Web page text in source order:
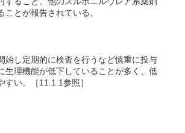
ことが報告されている。
始し定期的に検査を行うなど慎重に投与
生理機能が低下していることが多く、低
すい。［11.1.1参照］